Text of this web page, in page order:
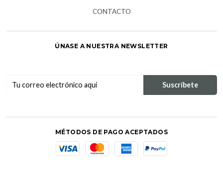
CONTACTO
ÚNASE A NUESTRA NEWSLETTER
MÉTODOS DE PAGO ACEPTADOS